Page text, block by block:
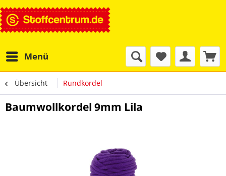
Menü
Übersicht Rundkordel
Baumwollkordel 9mm Lila